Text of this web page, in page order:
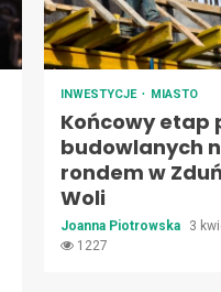
INWESTYCJE MIASTO
Końcowy etap
budowlanych
rondem w
Woli
Joanna Piotrowska
3
1227